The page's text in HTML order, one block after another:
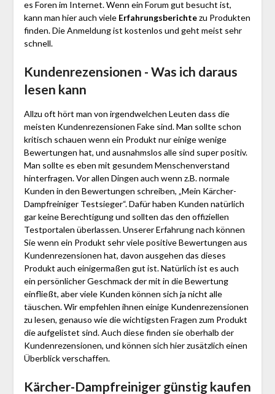
es Foren im Internet. Wenn ein Forum gut besucht ist,
kann man hier auch viele Erfahrungsberichtezu Produkten
finden. Die Anmeldung ist kostenlos und geht meist sehr
schnell.
Kundenrezensionen - Was ich daraus
lesen kann
Allzu oft hört man von irgendwelchen Leuten dass die
meisten Kundenrezensionen Fake sind. Man sollte schon
kritisch schauen wenn ein Produkt nur einige wenige
Bewertungen hat, und ausnahmslos alle sind super positiv.
Man sollte es eben mit gesundem Menschenverstand
hinterfragen. Vor allen Dingen auch wenn z.B. normale
Kunden in den Bewertungen schreiben, „Mein Kärcher-
Dampfreiniger Testsieger“. Dafür haben Kunden natürlich
gar keine Berechtigung und sollten das den offiziellen
Testportalen überlassen. Unserer Erfahrung nach können
Sie wenn ein Produkt sehr viele positive Bewertungen aus
Kundenrezensionen hat, davon ausgehen das dieses
Produkt auch einigermaßen gut ist. Natürlich ist es auch
ein persönlicher Geschmack der mit in die Bewertung
einfließt, aber viele Kunden können sich ja nicht alle
täuschen. Wir empfehlen ihnen einige Kundenrezensionen
zu lesen, genauso wie die wichtigsten Fragen zum Produkt
die aufgelistet sind. Auch diese finden sie oberhalb der
Kundenrezensionen, und können sich hier zusätzlich einen
Überblick verschaffen.
Kärcher-Dampfreiniger günstig kaufen